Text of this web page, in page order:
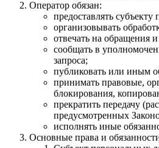
Оператор обязан:
предоставлять
организовывать
отвечать на обращения
сообщать в
запроса;
публиковать или иным
принимать правовые,
блокирования,
прекратить передачу
предусмотренных
исполнять иные
Основные права и